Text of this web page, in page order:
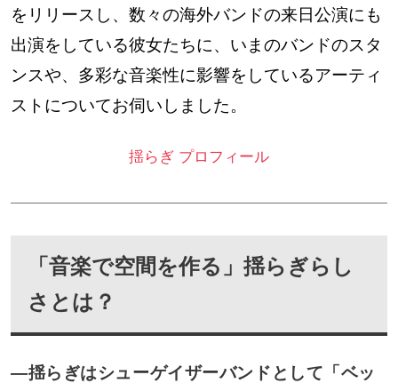
をリリースし、数々の海外バンドの来日公演にも
出演をしている彼女たちに、いまのバンドのスタ
ンスや、多彩な音楽性に影響をしているアーティ
ストについてお伺いしました。
揺らぎ プロフィール
「音楽で空間を作る」揺らぎらし
さとは？
―揺らぎはシューゲイザーバンドとして「ベッ